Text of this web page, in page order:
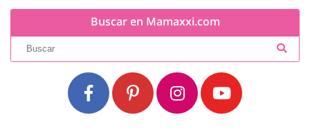
Buscar en Mamaxxi.com